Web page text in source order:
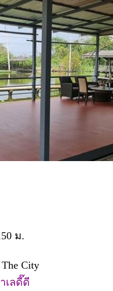
ม.
City
เลดี๊ดี